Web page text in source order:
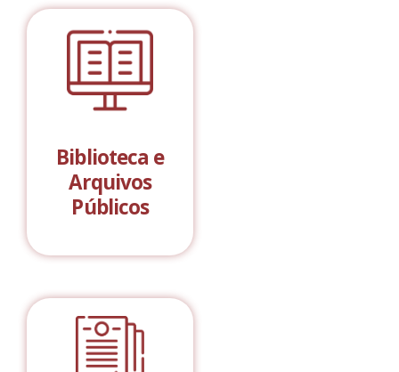
Biblioteca e
Arquivos
Públicos